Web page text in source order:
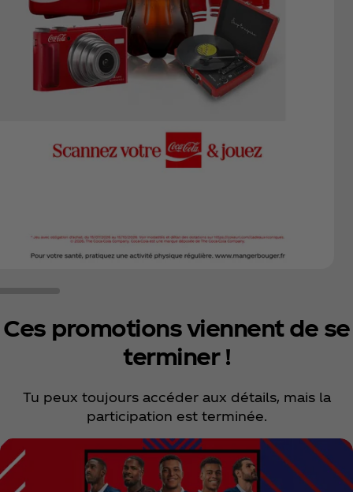
Ces promotions viennent de se
terminer !
Tu peux toujours accéder aux détails, mais la
participation est terminée.